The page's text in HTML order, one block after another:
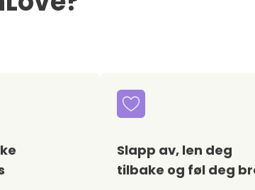
Slapp av, len deg
tilbake og føl deg